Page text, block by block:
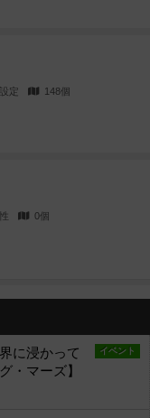
定 148個
0個
イベント
に浸かって
・マーズ】